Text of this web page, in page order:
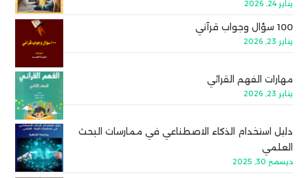
يناير 24, 2026
100 سؤال وجواب قرآني
يناير 23, 2026
مهارات الفهم القرائي
يناير 23, 2026
دليل استخدام الذكاء الاصطناعي في ممارسات البحث
العلمي
ديسمبر 30, 2025